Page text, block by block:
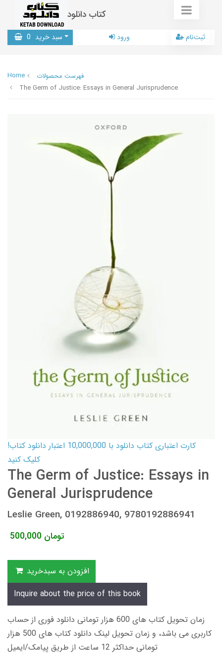
کتاب دانلود
سبد خرید 0 ورود ثبت‌نام
Home
فهرست محصولات
The Germ of Justice: Essays in General Jurisprudence
کارت اعتباری کتاب دانلود با 10,000,000 اعتبار دانلود کتاب!
کلیک کنید
The Germ of Justice: Essays in
General Jurisprudence
Leslie Green, 0192886940, 9780192886941
500,000 تومان
افزودن به سبدخرید
Inquire about the price of this book
زمان تحویل کتاب های 600 هزار تومانی دانلود فوری از حساب
کاربری می باشد، و زمان تحویل لینک دانلود کتاب های 500 هزار
تومانی حداکثر 12 ساعت از طریق پیامک/ایمیل